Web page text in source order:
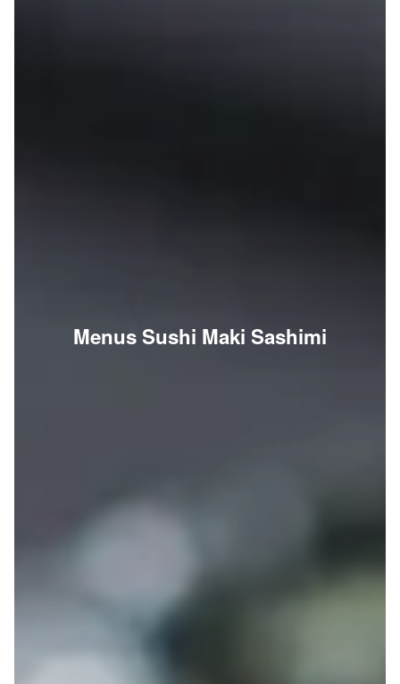
Menus Sushi Maki Sashimi